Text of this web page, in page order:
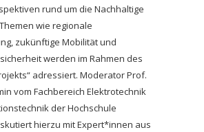
rund um die Nachhaltige
wie regionale
zukünftige Mobilität und
werden im Rahmen des
adressiert. Moderator Prof.
vom Fachbereich Elektrotechnik
der Hochschule
hierzu mit Expert*innen aus